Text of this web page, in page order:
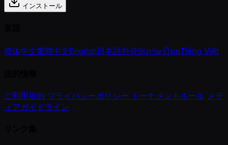
インストール
简体中文繁體中文English日本語한국어ภาษาไทยTiếng Việt
ご利用規約 プライバシーポリシー トーナメントルール メデ
ィアガイドライン